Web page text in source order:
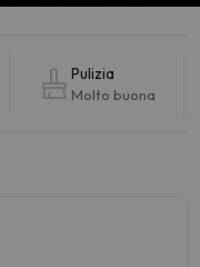
Pulizia
Molto buona